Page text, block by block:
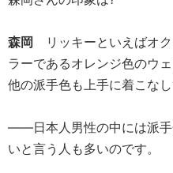
森岡 リッキーといえばオ
ラーであるオレンジ色のウ
他の派手色も上手に着こなし
――日本人男性の中には派手
いと言う人も多いのです。